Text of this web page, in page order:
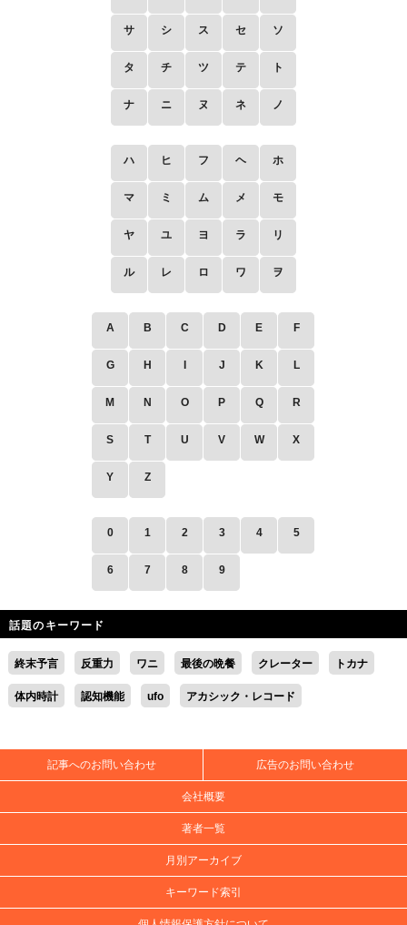
サ シ ス セ ソ
タ チ ツ テ ト
ナ ニ ヌ ネ ノ
ハ ヒ フ ヘ ホ
マ ミ ム メ モ
ヤ ユ ヨ ラ リ
ル レ ロ ワ ヲ
A B C D E F
G H J K L
M N O P Q R
S T U V W X
Y Z
0 1 2 3 4 5
6 7 8 9
話題のキーワード
終末予言 反重力 ワニ 最後の晩餐 クレーター トカナ
体内時計 認知機能 ufo アカシック・レコード
記事へのお問い合わせ 広告のお問い合わせ
会社概要
著者一覧
月別アーカイブ
キーワード索引